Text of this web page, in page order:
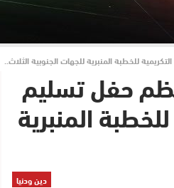
للخطبة المنبرية للجهات الجنوبية الثلاث..
حفل تسليم
المنبرية
دين ودنيا